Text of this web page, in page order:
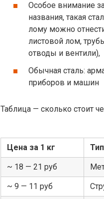
Особое внимание
названия, такая
лому можно
листовой лом,
отводы и вентили),
Обычная сталь:
приборов и машин
Таблица — сколько стоит
Цена за 1 кг
~ 18 — 21 руб
~ 9 — 11 руб